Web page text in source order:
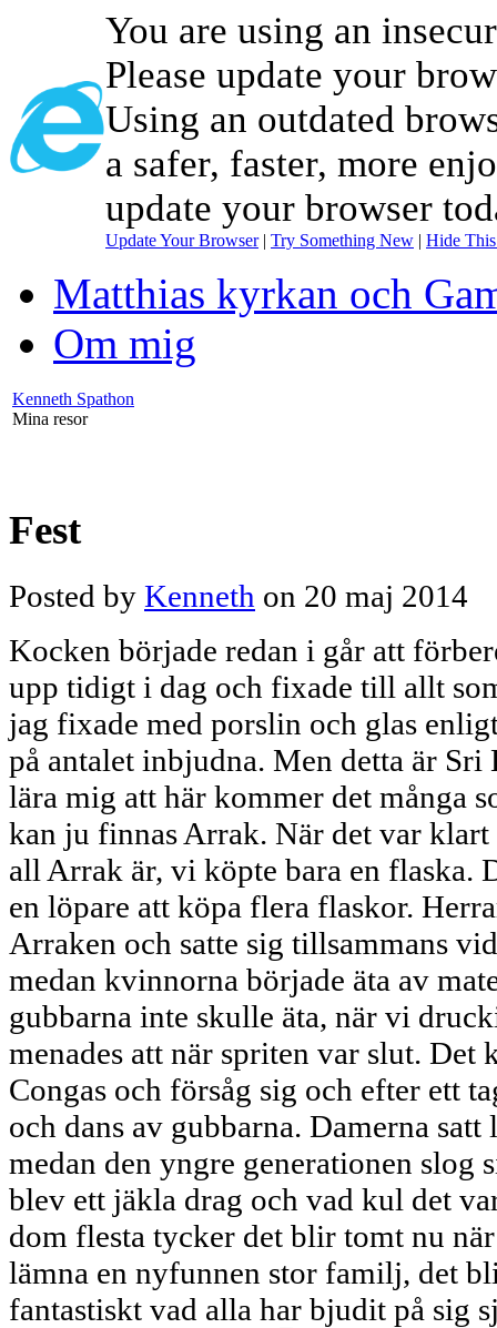
You are using an
Please update your
Using an outdated
a safer, faster, more
update your browser
Update Your Browser| Try Something New | Hide
Matthias kyrkan och
Om mig
Kenneth Spathon
Mina resor
Fest
Posted by Kenneth on 20 maj 2014
Kocken började redan i går att
upp tidigt i dag och fixade till allt
jag fixade med porslin och glas
på antalet inbjudna. Men detta är
lära mig att här kommer det många
kan ju finnas Arrak. När det var klart
all Arrak är, vi köpte bara en flaska.
en löpare att köpa flera flaskor.
Arraken och satte sig tillsammans
medan kvinnorna började äta av
gubbarna inte skulle äta, när vi
menades att när spriten var slut. Det
Congas och försåg sig och efter ett
och dans av gubbarna. Damerna
medan den yngre generationen slog
blev ett jäkla drag och vad kul det
dom flesta tycker det blir tomt nu
lämna en nyfunnen stor familj, det
fantastiskt vad alla har bjudit på sig